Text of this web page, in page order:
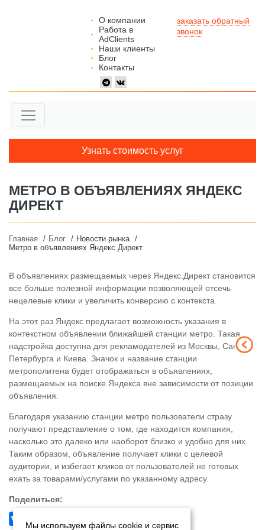
Мы используем файлы cookie и сервис
О компании
Работа в
AdClients
Наши клиенты
Блог
Контакты
заказать обратный
звонок
Узнать стоимость услуг
МЕТРО В ОБЪЯВЛЕНИЯХ ЯНДЕКС
ДИРЕКТ
Главная Блог
Новости рынка
Метро в объявлениях Яндекс Директ
В объявлениях размещаемых через Яндекс.Директ становится
все больше полезной информации позволяющей отсечь
нецелевые клики и увеличить конверсию с контекста.
На этот раз Яндекс предлагает возможность указания в
контекстном объявлении ближайшей станции метро. Такая
надстройка доступна для рекламодателей из Москвы, Санкт-
Петербурга и Киева. Значок и название станции
метрополитена будет отображаться в объявлениях,
размещаемых на поиске Яндекса вне зависимости от позиции
объявления.
Благодаря указанию станции метро пользователи стразу
получают представление о том, где находится компания,
насколько это далеко или наоборот близко и удобно для них.
Таким образом, объявление получает клики с целевой
аудитории, и избегает кликов от пользователей не готовых
ехать за товарами/услугами по указанному адресу.
Поделиться: